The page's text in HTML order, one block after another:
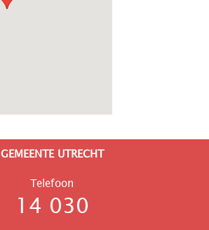
GEMEENTE UTRECHT
Telefoon
14 030